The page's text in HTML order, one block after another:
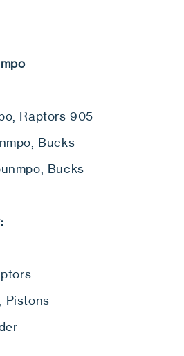
Raptors 905
Bucks
Bucks
Pistons